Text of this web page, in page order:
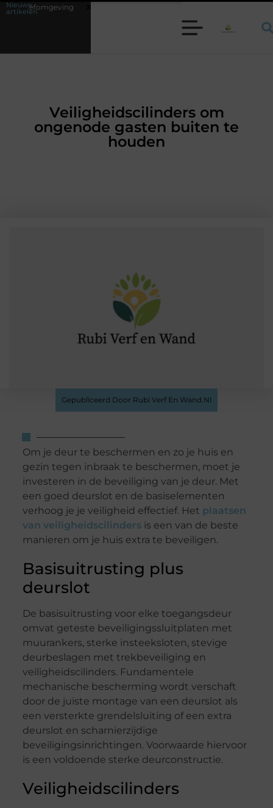
Nieuwe
artikelenWaarom een werkschakelaar onmisbaar is bij veel technische
Veiligheidscilinders om
ongenode gasten buiten te
houden
Gepubliceerd Door Rubi Verf En Wand.nl
Om je deur te beschermen en zo je huis en
gezin tegen inbraak te beschermen, moet je
investeren in de beveiliging van je deur. Met
een goed deurslot en de basiselementen
verhoog je je veiligheid effectief. Het plaatsen
van veiligheidscilindersis een van de beste
manieren om je huis extra te beveiligen.
Basisuitrusting plus
deurslot
De basisuitrusting voor elke toegangsdeur
omvat geteste beveiligingssluitplaten met
muurankers, sterke insteeksloten, stevige
deurbeslagen met trekbeveiliging en
veiligheidscilinders. Fundamentele
mechanische bescherming wordt verschaft
door de juiste montage van een deurslot als
een versterkte grendelsluiting of een extra
deurslot en scharnierzijdige
beveiligingsinrichtingen. Voorwaarde hiervoor
is een voldoende sterke deurconstructie.
Veiligheidscilinders